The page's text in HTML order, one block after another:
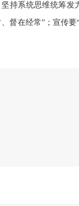
持系统思维统筹发
督在经常”；宣传要